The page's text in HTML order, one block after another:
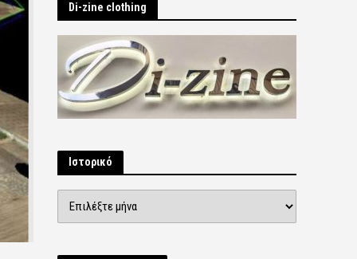
Di-zine clothing
Ιστορικό